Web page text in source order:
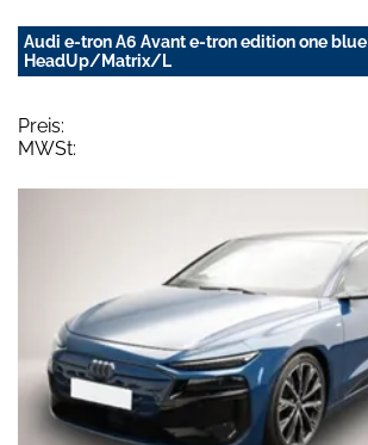
Audi e-tron A6 Avant e-tron edition one blue
HeadUp/Matrix/L
Preis:
MWSt: